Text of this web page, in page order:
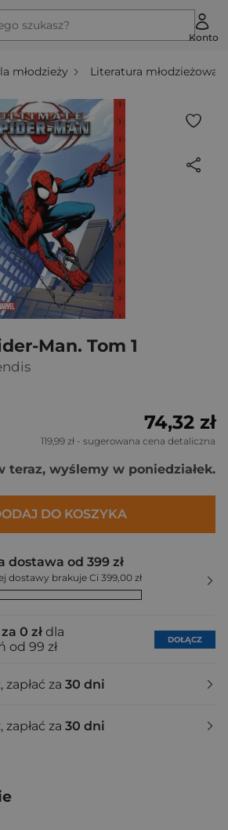
szukasz?
Konto
młodzieży Literatura młodzieżowa
Man. Tom 1
74,32 zł
119,99 zł - sugerowana cena detaliczna
teraz, wyślemy w poniedziałek.
DO KOSZYKA
dostawa od 399 zł
dostawy brakuje Ci 399,00 zł
0 zł dla
od 99 zł
DOŁĄCZ
zapłać za 30 dni
zapłać za 30 dni